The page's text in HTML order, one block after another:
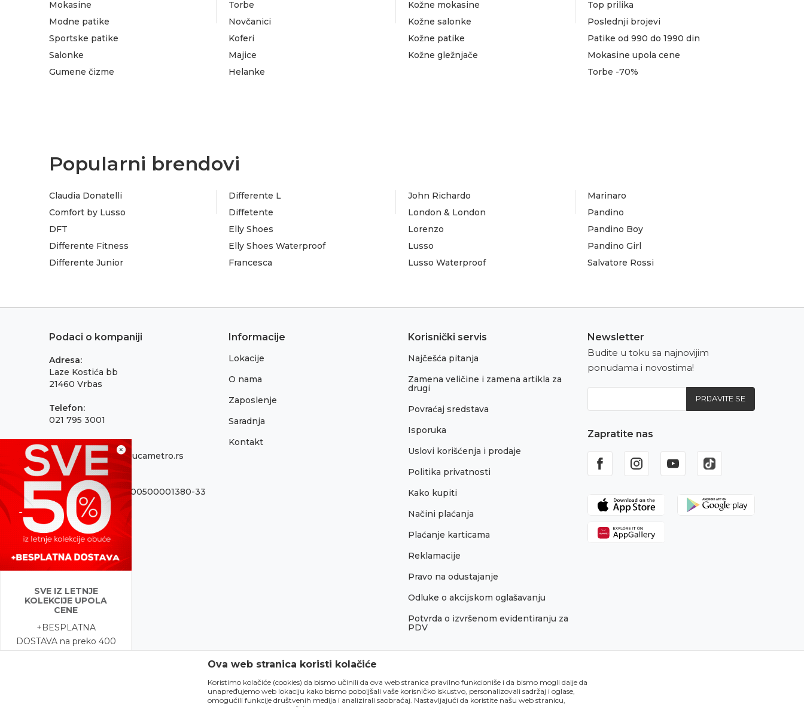
×
SVE IZ LETNJE
KOLEKCIJE UPOLA
CENE
+BESPLATNA
DOSTAVA na preko 400
Mokasine
Modne patike
Sportske patike
Salonke
Gumene čizme
Torbe
Novčanici
Koferi
Majice
Helanke
Kožne mokasine
Kožne salonke
Kožne patike
Kožne gležnjače
Top prilika
Poslednji brojevi
Patike od 990 do 1990 din
Mokasine upola cene
Torbe -70%
Popularni brendovi
Claudia Donatelli
Comfort by Lusso
DFT
Differente Fitness
Differente Junior
Differente L
Diffetente
Elly Shoes
Elly Shoes Waterproof
Francesca
John Richardo
London & London
Lorenzo
Lusso
Lusso Waterproof
Marinaro
Pandino
Pandino Boy
Pandino Girl
Salvatore Rossi
Podaci o kompaniji
Adresa:
Laze Kostića bb
21460 Vrbas
Telefon:
021 795 3001
Email:
onlinepodrska@obucametro.rs
Račun:
OTP Banka 325-9500500001380-33
PIB:
100637224
Matični broj
08698856
Informacije
Lokacije
O nama
Zaposlenje
Saradnja
Kontakt
Korisnički servis
Najčešća pitanja
Zamena veličine i zamena artikla za
drugi
Povraćaj sredstava
Isporuka
Uslovi korišćenja i prodaje
Politika privatnosti
Kako kupiti
Načini plaćanja
Plaćanje karticama
Reklamacije
Pravo na odustajanje
Odluke o akcijskom oglašavanju
Potvrda o izvršenom evidentiranju za
PDV
Newsletter
Budite u toku sa najnovijim
ponudama i novostima!
PRIJAVITE SE
Zapratite nas
Ova web stranica koristi kolačiće
Koristimo kolačiće (cookies) da bismo učinili da ova web stranica pravilno funkcioniše i da bismo mogli dalje da
unapređujemo web lokaciju kako bismo poboljšali vaše korisničko iskustvo, personalizovali sadržaj i oglase,
omogućili funkcije društvenih medija i analizirali saobraćaj. Nastavljajući da koristite našu web stranicu,